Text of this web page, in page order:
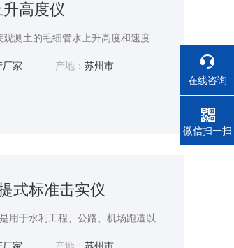
高度仪
厂家 产地：苏州市
式标准击实仪
在线咨询
电话
微信扫一扫